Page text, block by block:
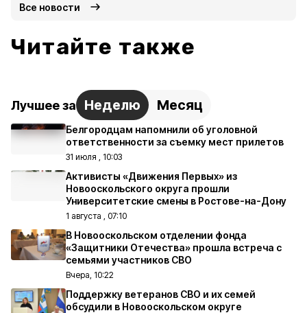
Все новости
Читайте также
Лучшее за Неделю Месяц
Белгородцам напомнили об уголовной
ответственности за съемку мест прилетов
31 июля , 10:03
Активисты «Движения Первых» из
Новооскольского округа прошли
Университетские смены в Ростове-на-Дону
1 августа , 07:10
В Новооскольском отделении фонда
«Защитники Отечества» прошла встреча с
семьями участников СВО
Вчера, 10:22
Поддержку ветеранов СВО и их семей
обсудили в Новооскольском округе